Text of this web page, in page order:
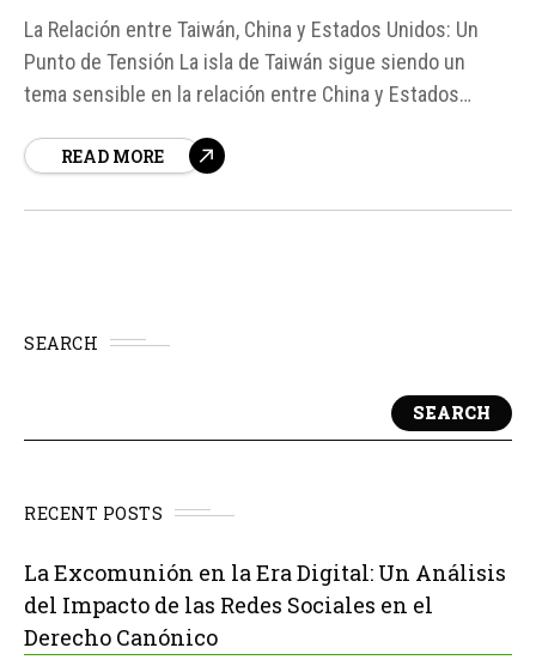
La Relación entre Taiwán, China y Estados Unidos: Un
Punto de Tensión La isla de Taiwán sigue siendo un
tema sensible en la relación entre China y Estados
un encuentro cordial entre el presidente chino Xi
READ MORE
SEARCH
SEARCH
RECENT POSTS
La Excomunión en la Era Digital: Un Análisis
del Impacto de las Redes Sociales en el
Derecho Canónico